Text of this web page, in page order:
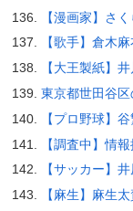
【漫画家】さ
【歌手】倉木
【大王製紙】
東京都世田谷
【プロ野球】
【調査中】情
【サッカー】
【麻生】麻生